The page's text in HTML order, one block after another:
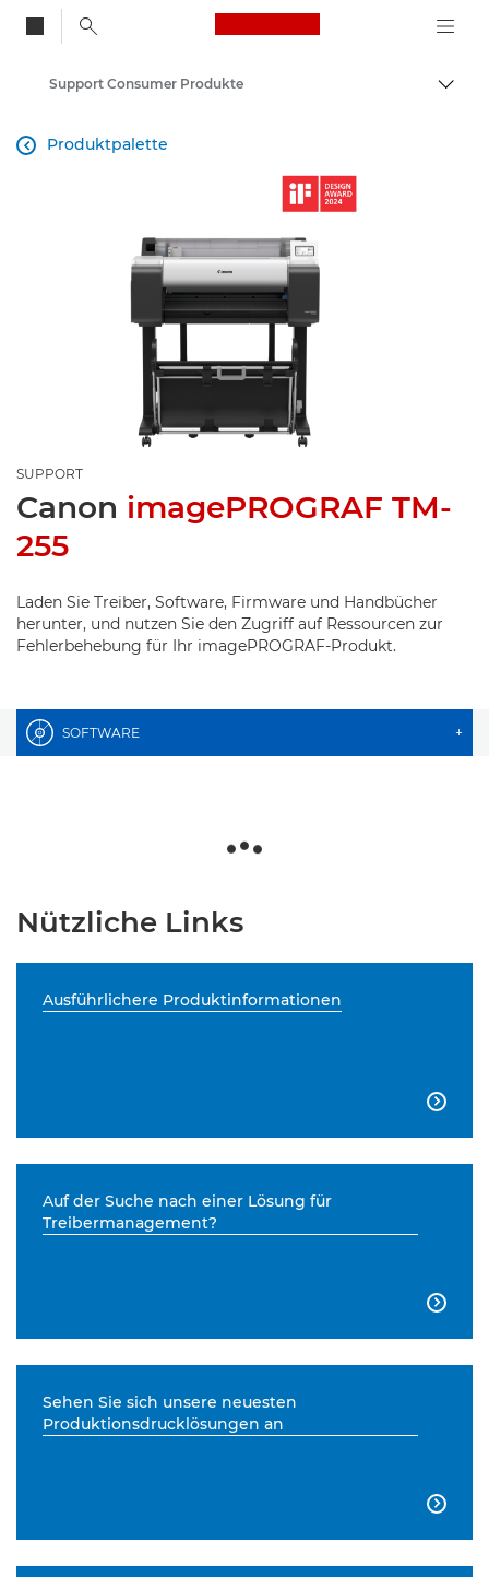
Canon Logo, back
Auf
Support Consumer Produkte
Produktpalette

SUPPORT
Canon imagePROGRAF TM-
255
Laden Sie Treiber, Software, Firmware und Handbücher
herunter, und nutzen Sie den Zugriff auf Ressourcen zur
Fehlerbehebung für Ihr imagePROGRAF-Produkt.
SOFTWARE +
Nützliche Links
Ausführlichere Produktinformationen

Auf der Suche nach einer Lösung für
Treibermanagement?

Sehen Sie sich unsere neuesten
Produktionsdrucklösungen an
